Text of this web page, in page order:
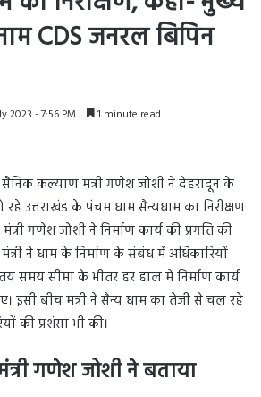
CDS जनरल बिपिन
2023 - 7:56 PM 1 minute read
कल्याण मंत्री गणेश जोशी ने देहरादून के
रहे उत्तराखंड के पंचम धाम सैन्यधाम का निरीक्षण
गणेश जोशी ने निर्माण कार्य की प्रगति की
ने धाम के निर्माण के संबंध में अधिकारियों
समय सीमा के भीतर हर हाल में निर्माण कार्य
इसी बीच मंत्री ने सैन्य धाम का तेजी से चल रहे
की प्रशंसा भी की।
गणेश जोशी ने बताया